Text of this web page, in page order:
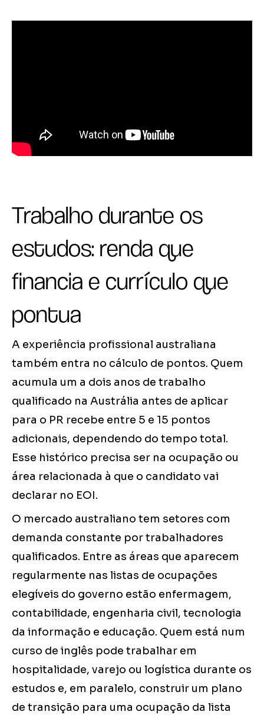
Trabalho durante os
estudos: renda que
financia e currículo que
pontua
A experiência profissional australiana
também entra no cálculo de pontos. Quem
acumula um a dois anos de trabalho
qualificado na Austrália antes de aplicar
para o PR recebe entre 5 e 15 pontos
adicionais, dependendo do tempo total.
Esse histórico precisa ser na ocupação ou
área relacionada à que o candidato vai
declarar no EOI.
O mercado australiano tem setores com
demanda constante por trabalhadores
qualificados. Entre as áreas que aparecem
regularmente nas listas de ocupações
elegíveis do governo estão enfermagem,
contabilidade, engenharia civil, tecnologia
da informação e educação. Quem está num
curso de inglês pode trabalhar em
hospitalidade, varejo ou logística durante os
estudos e, em paralelo, construir um plano
de transição para uma ocupação da lista